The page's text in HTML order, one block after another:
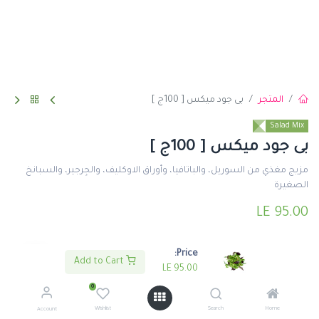
Price:
95.00
LE
Home
Search
0
Wishlist
Account
المتجر بى جود ميكس [ 100ج ]
Salad Mix
بى جود ميكس [ 100ج ]
مزيج مغذي من السوريل، والباتافيا، وأوراق الاوكليف، والجِرجير، والسبانخ
الصغيرة
95.00
اضف لعربة التسوق اشتري الأن